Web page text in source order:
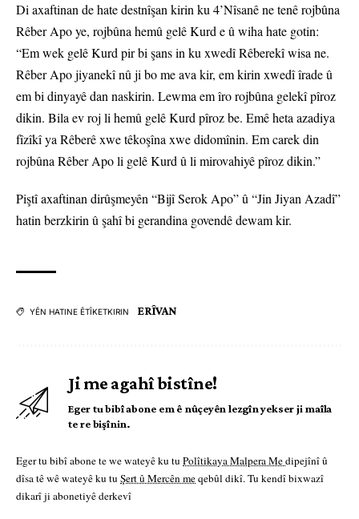
Di axaftinan de hate destnîşan kirin ku 4’Nîsanê ne tenê rojbûna
Rêber Apo ye, rojbûna hemû gelê Kurd e û wiha hate gotin:
“Em wek gelê Kurd pir bi şans in ku xwedî Rêberekî wisa ne.
Rêber Apo jiyanekî nû ji bo me ava kir, em kirin xwedî îrade û
em bi dinyayê dan naskirin. Lewma em îro rojbûna gelekî pîroz
dikin. Bila ev roj li hemû gelê Kurd pîroz be. Emê heta azadiya
fîzîkî ya Rêberê xwe têkoşîna xwe didomînin. Em carek din
rojbûna Rêber Apo li gelê Kurd û li mirovahiyê pîroz dikin.”
Piştî axaftinan dirûşmeyên “Bijî Serok Apo” û “Jin Jiyan Azadî”
hatin berzkirin û şahî bi gerandina govendê dewam kir.
YÊN HATINE ÊTÎKETKIRIN ERÎVAN
Ji me agahî bistîne!
Eger tu bibî abone em ê nûçeyên lezgîn yekser ji maîla
te re bişînin.
Eger tu bibî abone te we wateyê ku tu Polîtikaya Malpera Medipejînî û
dîsa tê wê wateyê ku tu Şert û Mercên meqebûl dikî. Tu kendî bixwazî
dikarî ji abonetiyê derkevî